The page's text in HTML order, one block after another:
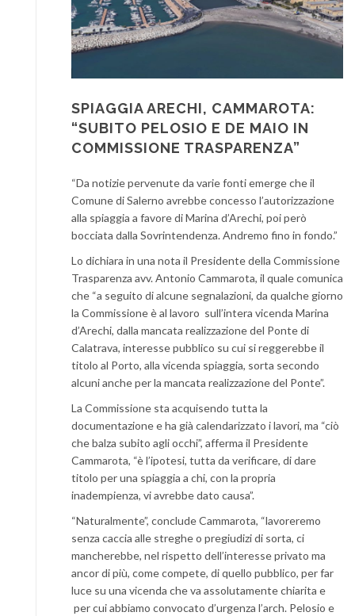
SPIAGGIA ARECHI, CAMMAROTA:
“SUBITO PELOSIO E DE MAIO IN
COMMISSIONE TRASPARENZA”
“Da notizie pervenute da varie fonti emerge che il
Comune di Salerno avrebbe concesso l’autorizzazione
alla spiaggia a favore di Marina d’Arechi, poi però
bocciata dalla Sovrintendenza. Andremo fino in fondo.”
Lo dichiara in una nota il Presidente della Commissione
Trasparenza avv. Antonio Cammarota, il quale comunica
che “a seguito di alcune segnalazioni, da qualche giorno
la Commissione è al lavoro sull’intera vicenda Marina
d’Arechi, dalla mancata realizzazione del Ponte di
Calatrava, interesse pubblico su cui si reggerebbe il
titolo al Porto, alla vicenda spiaggia, sorta secondo
alcuni anche per la mancata realizzazione del Ponte”.
La Commissione sta acquisendo tutta la
documentazione e ha già calendarizzato i lavori, ma “ciò
che balza subito agli occhi”, afferma il Presidente
Cammarota, “è l’ipotesi, tutta da verificare, di dare
titolo per una spiaggia a chi, con la propria
inadempienza, vi avrebbe dato causa”.
“Naturalmente”, conclude Cammarota, “lavoreremo
senza caccia alle streghe o pregiudizi di sorta, ci
mancherebbe, nel rispetto dell’interesse privato ma
ancor di più, come compete, di quello pubblico, per far
luce su una vicenda che va assolutamente chiarita e
per cui abbiamo convocato d’urgenza l’arch. Pelosio e